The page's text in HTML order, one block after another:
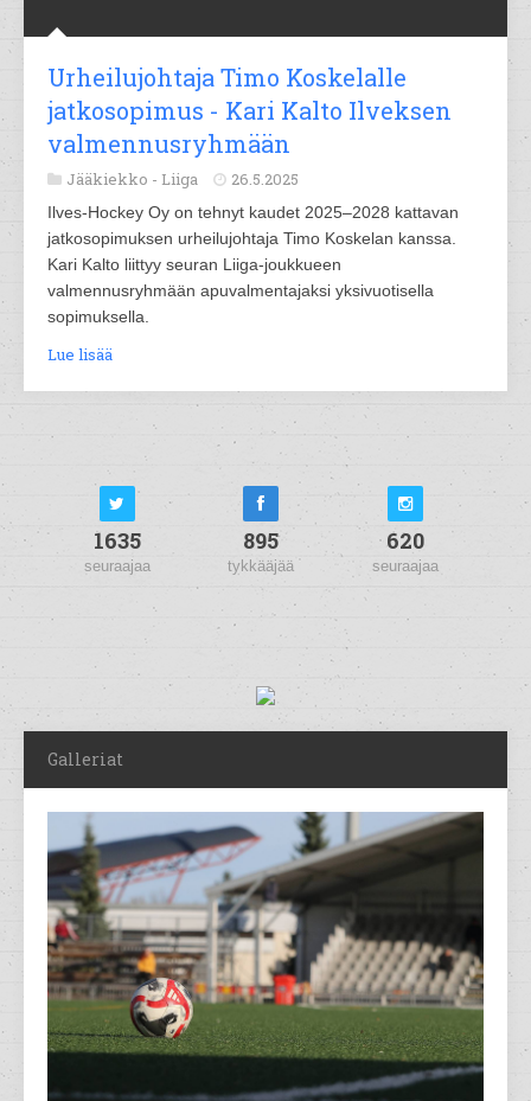
Urheilujohtaja Timo Koskelalle
jatkosopimus - Kari Kalto Ilveksen
valmennusryhmään
Jääkiekko - Liiga 26.5.2025
Ilves-Hockey Oy on tehnyt kaudet 2025–2028 kattavan
jatkosopimuksen urheilujohtaja Timo Koskelan kanssa.
Kari Kalto liittyy seuran Liiga-joukkueen
valmennusryhmään apuvalmentajaksi yksivuotisella
sopimuksella.
Lue lisää
1635
seuraajaa
895
tykkääjää
620
seuraajaa
Galleriat